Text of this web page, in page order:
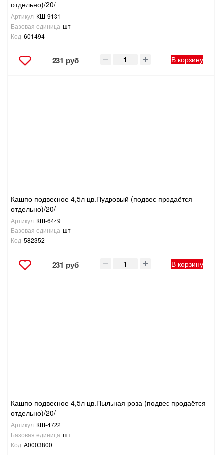
отдельно)/20/
Артикул КШ-9131
Базовая единица шт
Код 601494
231 руб В корзину
Кашпо подвесное 4,5л цв.Пудровый (подвес продаётся
отдельно)/20/
Артикул КШ-6449
Базовая единица шт
Код 582352
231 руб В корзину
Кашпо подвесное 4,5л цв.Пыльная роза (подвес продаётся
отдельно)/20/
Артикул КШ-4722
Базовая единица шт
Код А0003800